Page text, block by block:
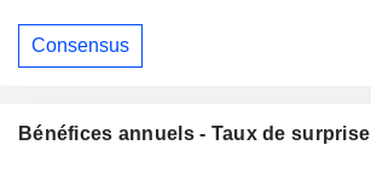
Consensus
Bénéfices annuels - Taux de surprise